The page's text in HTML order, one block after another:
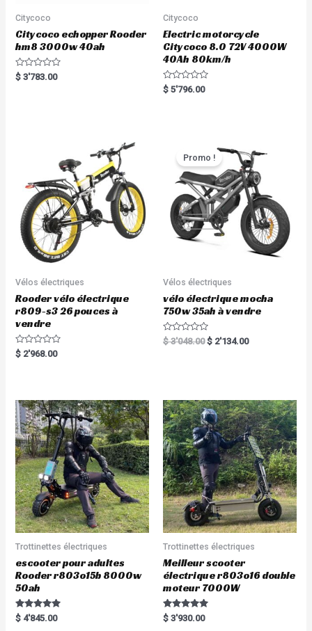
Citycoco
Citycoco echopper Rooder
hm8 3000w 40ah
R
a
$ 3'783.00
Citycoco
Electric motorcycle
Citycoco 8.0 72V 4000W
40Ah 80km/h
R
a
$ 5'796.00
Vélos électriques
Rooder vélo électrique
r809-s3 26 pouces à
vendre
R
a
o
u
t
o
f
5
$ 2'968.00
Promo !
Vélos électriques
vélo électrique mocha
750w 35ah à vendre
R
a
t
o
f
5
$3'048.00 $ 2'134.00
Trottinettes électriques
escooter pour adultes
Rooder r803o15b 8000w
50ah
Rated
5.00
$ 4'845.00
Trottinettes électriques
Meilleur scooter
électrique r803o16 double
moteur 7000W
Rated
5.00
$ 3'930.00